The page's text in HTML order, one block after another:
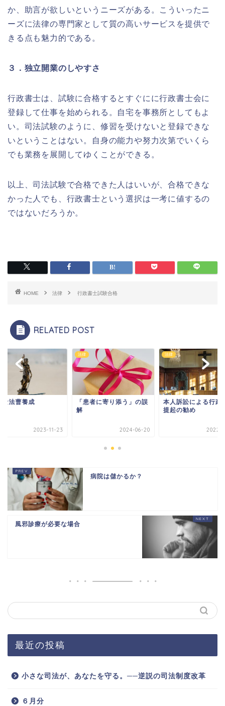
か、助言が欲しいというニーズがある。こういったニ
ーズに法律の専門家として質の高いサービスを提供で
きる点も魅力的である。
３．独立開業のしやすさ
行政書士は、試験に合格するとすぐにに行政書士会に
登録して仕事を始められる。自宅を事務所としてもよ
い。司法試験のように、修習を受けないと登録できな
いということはない。自身の能力や努力次第でいくら
でも業務を展開してゆくことができる。
以上、司法試験で合格できた人はいいが、合格できな
かった人でも、行政書士という選択は一考に値するの
ではないだろうか。
HOME 法律 行政書士試験合格
RELATED POST
な法曹養成
2023-11-23
法律
「患者に寄り添う」の誤
解
2024-06-20
法律
本人訴訟による行政
提起の勧め
2022-
病院は儲かるか？
風邪診療が必要な場合
最近の投稿
小さな司法が、あなたを守る。──逆説の司法制度改革
６月分